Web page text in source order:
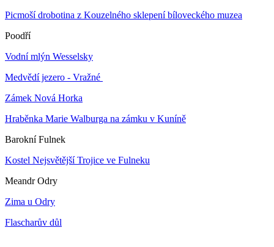
Picmoší drobotina z Kouzelného sklepení bíloveckého muzea
Poodří
Vodní mlýn Wesselsky
Medvědí jezero - Vražné
Zámek Nová Horka
Hraběnka Marie Walburga na zámku v Kuníně
Barokní Fulnek
Kostel Nejsvětější Trojice ve Fulneku
Meandr Odry
Zima u Odry
Flascharův důl